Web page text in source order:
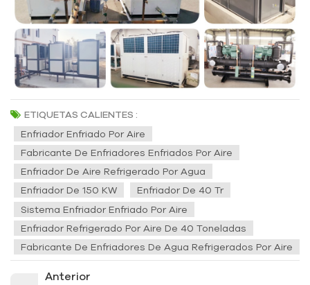
ETIQUETAS CALIENTES :
Enfriador Enfriado Por Aire
Fabricante De Enfriadores Enfriados Por Aire
Enfriador De Aire Refrigerado Por Agua
Enfriador De 150 KW
Enfriador De 40 Tr
Sistema Enfriador Enfriado Por Aire
Enfriador Refrigerado Por Aire De 40 Toneladas
Fabricante De Enfriadores De Agua Refrigerados Por Aire
Anterior